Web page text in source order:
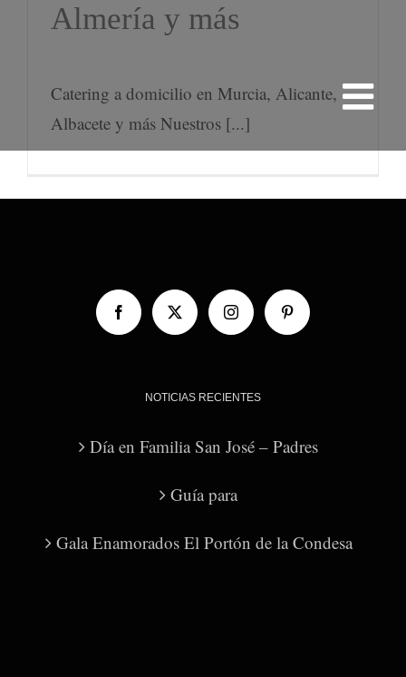
Almería y más
Catering a domicilio en Murcia, Alicante,
Albacete y más Nuestros [...]
NOTICIAS RECIENTES
Día en Familia San José – Padres
Guía para
Gala Enamorados El Portón de la Condesa